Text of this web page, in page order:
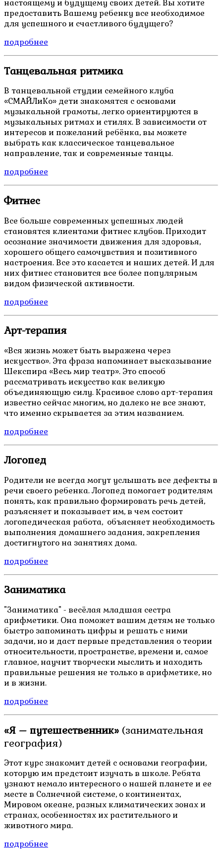
настоящему и будущему своих детей. Вы хотите
предоставить Вашему ребенку все необходимое
для успешного и счастливого будущего?
подробнее
Танцевальная ритмика
В танцевальной студии семейного клуба
«СМАЙЛиКо» дети знакомятся с основами
музыкальной грамоты, легко ориентируются в
музыкальных ритмах и стилях. В зависимости от
интересов и пожеланий ребёнка, вы можете
выбрать как классическое танцевальное
направление, так и современные танцы.
подробнее
Фитнес
Все больше современных успешных людей
становятся клиентами фитнес клубов. Приходит
осознание значимости движения для здоровья,
хорошего общего самочувствия и позитивного
настроения. Все это касается и наших детей. И для
них фитнес становится все более популярным
видом физической активности.
подробнее
Арт-терапия
«Вся жизнь может быть выражена через
искусство». Эта фраза напоминает высказывание
Шекспира «Весь мир театр». Это способ
рассматривать искусство как великую
объединяющую силу. Красивое слово арт-терапия
известно сейчас многим, но далеко не все знают,
что именно скрывается за этим названием.
подробнее
Логопед
Родители не всегда могут услышать все дефекты в
речи своего ребенка. Логопед помогает родителям
понять, как правильно формировать речь детей,
разъясняет и показывает им, в чем состоит
логопедическая работа, объясняет необходимость
выполнения домашнего задания, закрепления
достигнутого на занятиях дома.
подробнее
Заниматика
"Заниматика" - весёлая младшая сестра
арифметики. Она поможет вашим детям не только
быстро запоминать цифры и решать с ними
задачи, но и даст первые представления о теории
относительности, пространстве, времени и, самое
главное, научит творчески мыслить и находить
правильные решения не только в арифметике, но
и в жизни.
подробнее
«Я – путешественник» (занимательная
география)
Этот курс знакомит детей с основами географии,
которую им предстоит изучать в школе. Ребята
узнают немало интересного о нашей планете и ее
месте в Солнечной системе, о континентах,
Мировом океане, разных климатических зонах и
странах, особенностях их растительного и
животного мира.
подробнее